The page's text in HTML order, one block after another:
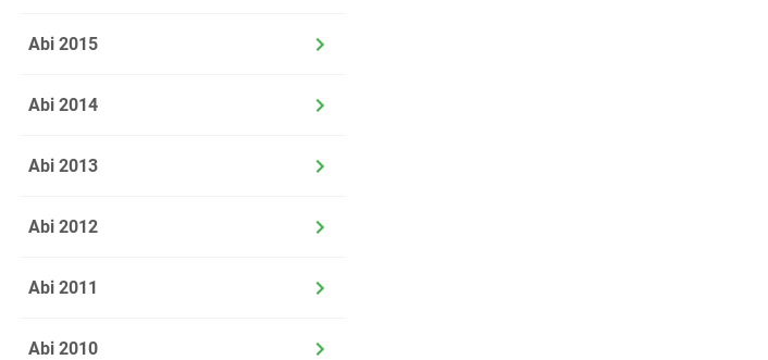
Abi 2015
Abi 2014
Abi 2013
Abi 2012
Abi 2011
Abi 2010